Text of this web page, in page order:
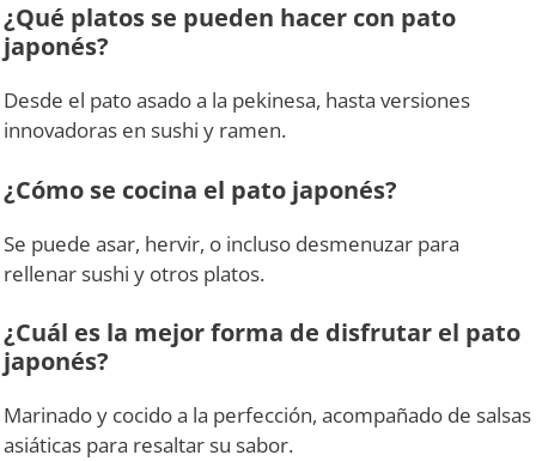
¿Qué platos se pueden hacer con pato
japonés?
Desde el pato asado a la pekinesa, hasta versiones
innovadoras en sushi y ramen.
¿Cómo se cocina el pato japonés?
Se puede asar, hervir, o incluso desmenuzar para
rellenar sushi y otros platos.
¿Cuál es la mejor forma de disfrutar el pato
japonés?
Marinado y cocido a la perfección, acompañado de salsas
asiáticas para resaltar su sabor.